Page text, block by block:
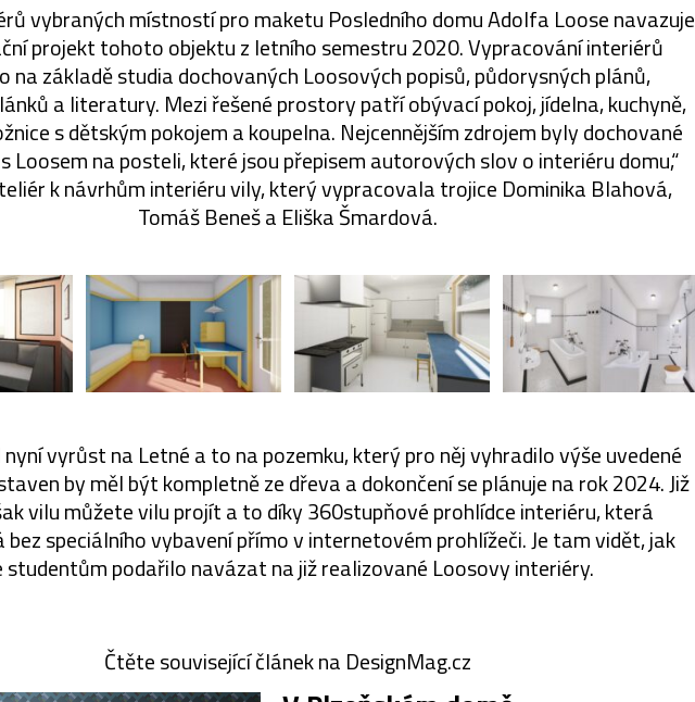
vybraných místností pro maketu Posledního domu Adolfa Loose navazuje
projekt tohoto objektu z letního semestru 2020. Vypracování interiérů
na základě studia dochovaných Loosových popisů, půdorysných plánů,
a literatury. Mezi řešené prostory patří obývací pokoj, jídelna, kuchyně,
s dětským pokojem a koupelna. Nejcennějším zdrojem byly dochované
Loosem na posteli, které jsou přepisem autorových slov o interiéru domu,“
k návrhům interiéru vily, který vypracovala trojice Dominika Blahová,
Tomáš Beneš a Eliška Šmardová.
nyní vyrůst na Letné a to na pozemku, který pro něj vyhradilo výše uvedené
by měl být kompletně ze dřeva a dokončení se plánuje na rok 2024. Již
vilu můžete vilu projít a to díky 360stupňové prohlídce interiéru, která
bez speciálního vybavení přímo v internetovém prohlížeči. Je tam vidět, jak
studentům podařilo navázat na již realizované Loosovy interiéry.
Čtěte související článek na DesignMag.cz